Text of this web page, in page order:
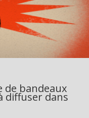
de bandeaux
diffuser dans